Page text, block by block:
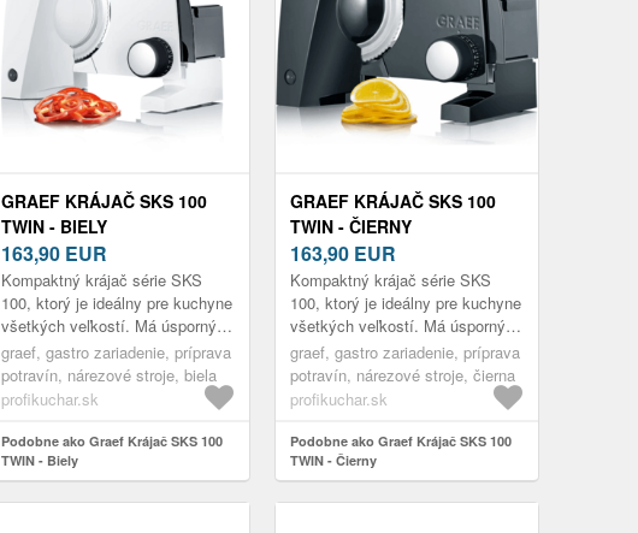
GRAEF KRÁJAČ SKS 100
TWIN - BIELY
163,90 EUR
Kompaktný krájač série SKS
100, ktorý je ideálny pre kuchyne
všetkých veľkostí. Má úsporný
45 W motor, nerezový rezný
kotúč priemeru 170 mm s
možno...
graef, gastro zariadenie, príprava
potravín, nárezové stroje, biela
profikuchar.sk
Podobne ako Graef Krájač SKS 100
TWIN - Biely
GRAEF KRÁJAČ SKS 100
TWIN - ČIERNY
163,90 EUR
Kompaktný krájač série SKS
100, ktorý je ideálny pre kuchyne
všetkých veľkostí. Má úsporný
45 W motor, nerezový rezný
kotúč priemeru 170 mm s
možno...
graef, gastro zariadenie, príprava
potravín, nárezové stroje, čierna
profikuchar.sk
Podobne ako Graef Krájač SKS 100
TWIN - Čierny